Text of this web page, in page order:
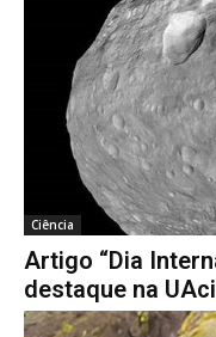
Ciência
Artigo “Dia
destaque na